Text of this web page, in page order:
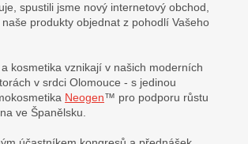
spustili jsme nový internetový obchod,
produkty objednat z pohodlí Vašeho
kosmetika vznikají v našich moderních
v srdci Olomouce - s jedinou
Neogen™ pro podporu růstu
ve Španělsku.